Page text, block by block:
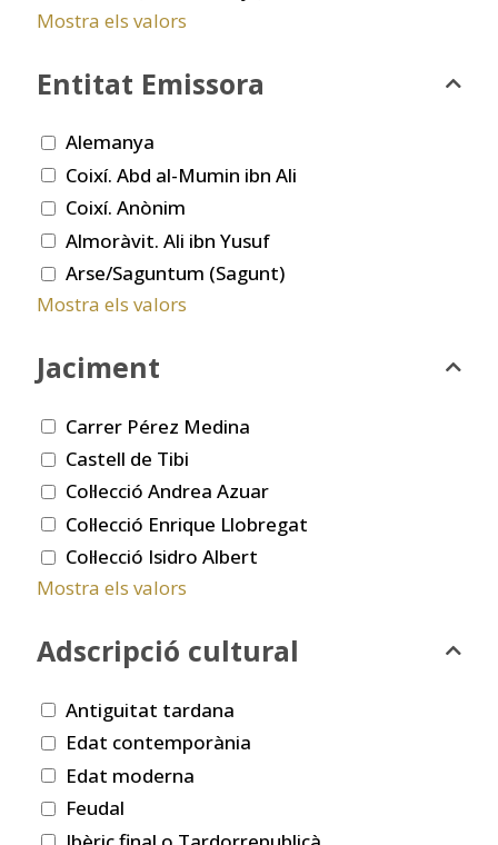
Mostra els valors
Entitat Emissora
Alemanya
Coixí. Abd al-Mumin ibn Ali
Coixí. Anònim
Almoràvit. Ali ibn Yusuf
Arse/Saguntum (Sagunt)
Mostra els valors
Jaciment
Carrer Pérez Medina
Castell de Tibi
Col·lecció Andrea Azuar
Col·lecció Enrique Llobregat
Col·lecció Isidro Albert
Mostra els valors
Adscripció cultural
Antiguitat tardana
Edat contemporània
Edat moderna
Feudal